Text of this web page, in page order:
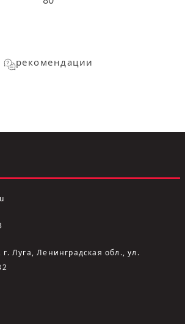
рекомендации
г. Луга, Ленинградская обл., ул.